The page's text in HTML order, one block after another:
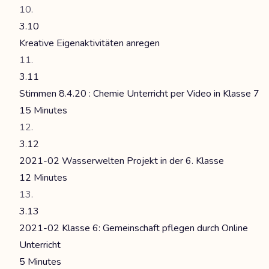
3.10
Kreative Eigenaktivitäten anregen
3.11
Stimmen 8.4.20 : Chemie Unterricht per Video in Klasse 7
15 Minutes
3.12
2021-02 Wasserwelten Projekt in der 6. Klasse
12 Minutes
3.13
2021-02 Klasse 6: Gemeinschaft pflegen durch Online
Unterricht
5 Minutes